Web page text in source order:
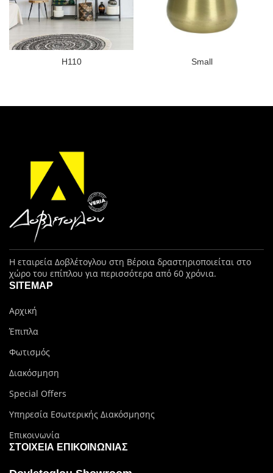
H110 Small
Η εταιρεία Δοβλέτογλου στη Βέροια δραστηριοποιείται στο
χώρο του επίπλου για περισσότερα από 60 χρόνια.
SITEMAP
Αρχική
Έπιπλα
Φωτισμός
Διακόσμηση
Special Offers
Υπηρεσία Εσωτερικής Διακόσμησης
Επικοινωνία
ΣΤΟΙΧΕΊΑ ΕΠΙΚΟΙΝΩΝΊΑΣ